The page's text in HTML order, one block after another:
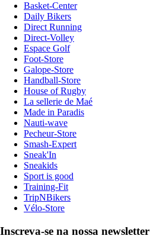
Basket-Center
Daily Bikers
Direct Running
Direct-Volley
Espace Golf
Foot-Store
Galope-Store
Handball-Store
House of Rugby
La sellerie de Maé
Made in Paradis
Nauti-wave
Pecheur-Store
Smash-Expert
Sneak'In
Sneakids
Sport is good
Training-Fit
TripNBikers
Vélo-Store
Inscreva-se na nossa newsletter